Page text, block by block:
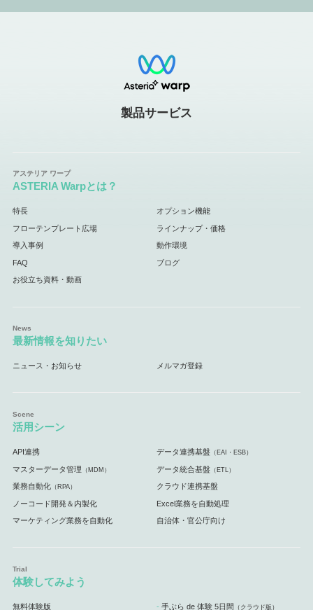
製品サービス
ASTERIA Warpとは？
特長 オプション機能
フローテンプレート広場 ラインナップ・価格
導入事例 動作環境
FAQ ブログ
お役立ち資料・動画
最新情報を知りたい
ニュース・お知らせ メルマガ登録
活用シーン
API連携 データ連携基盤 （EAI・ESB）
マスターデータ管理 （MDM） データ統合基盤 （ETL）
業務自動化（RPA） クラウド連携基盤
ノーコード開発＆内製化 Excel業務を自動処理
マーケティング業務を自動化 自治体・官公庁向け
体験してみよう
無料体験版 手ぶら de 体験 5日間 （クラウド版）